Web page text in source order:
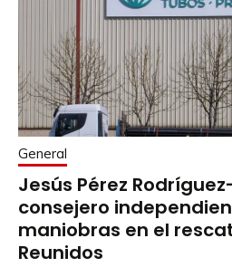
General
Jesús Pérez
consejero
maniobras en el
Reunidos